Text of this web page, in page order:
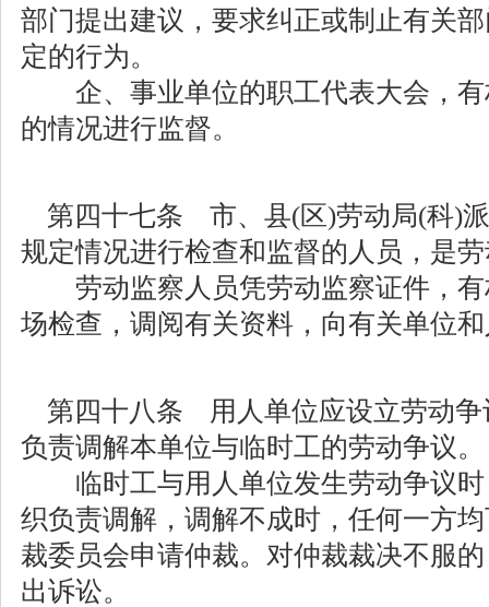
部门提出建议，要求纠正或制止有关
定的行为。
企、事业单位的职工代表大会，有
的情况进行监督。
第四十七条 市、县(区)劳动局(科)
规定情况进行检查和监督的人员，是
劳动监察人员凭劳动监察证件，有
场检查，调阅有关资料，向有关单位
第四十八条 用人单位应设立劳动争
负责调解本单位与临时工的劳动争议。
临时工与用人单位发生劳动争议时
织负责调解，调解不成时，任何一方
裁委员会申请仲裁。对仲裁裁决不服
出诉讼。